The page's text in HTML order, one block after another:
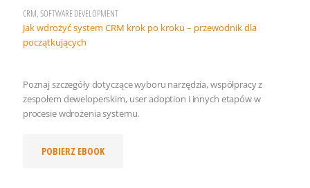
CRM, SOFTWARE DEVELOPMENT
Jak wdrożyć system CRM krok po kroku – przewodnik dla
początkujących
Poznaj szczegóły dotyczące wyboru narzędzia, współpracy z
zespołem deweloperskim, user adoption i innych etapów w
procesie wdrożenia systemu.
POBIERZ EBOOK